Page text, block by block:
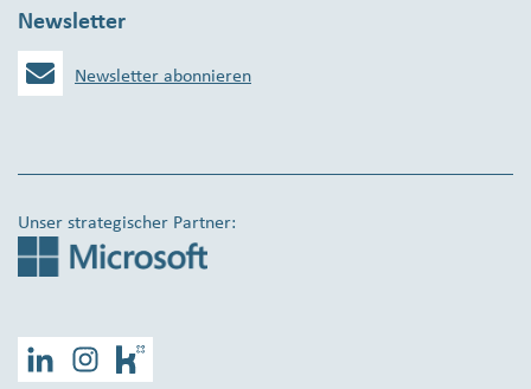
Newsletter
Newsletter abonnieren
Unser strategischer Partner:
LinkedInInstagramKununu